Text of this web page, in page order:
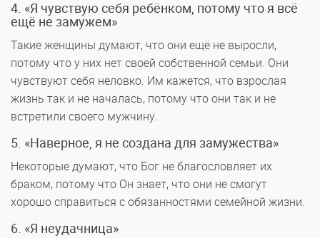
4. «Я чувствую себя ребёнком, потому что я всё
ещё не замужем»
Такие женщины думают, что они ещё не выросли,
потому что у них нет своей собственной семьи. Они
чувствуют себя неловко. Им кажется, что взрослая
жизнь так и не началась, потому что они так и не
встретили своего мужчину.
5. «Наверное, я не создана для замужества»
Некоторые думают, что Бог не благословляет их
браком, потому что Он знает, что они не смогут
хорошо справиться с обязанностями семейной жизни.
6. «Я неудачница»